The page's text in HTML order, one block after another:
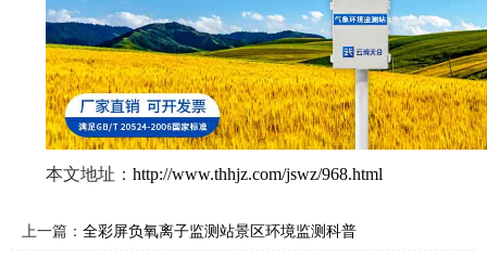
本文地址： http://www.thhjz.com/jswz/968.html
上一篇： 全彩屏负氧离子监测站景区环境监测科普